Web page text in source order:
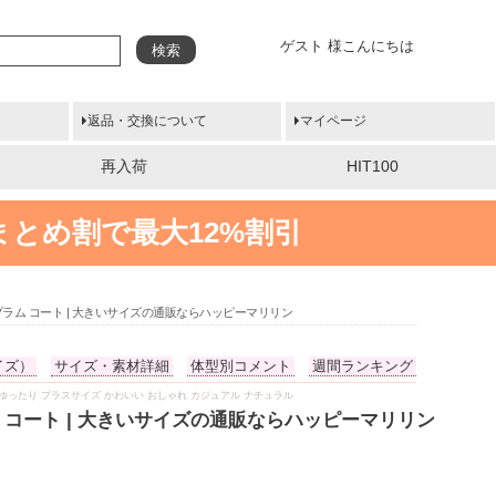
ゲスト 様こんにちは
検索
返品・交換について マイページ
再入荷 HIT100
め割で最大12%割引
ム コート | 大きいサイズの通販ならハッピーマリリン
） サイズ・素材詳細 体型別コメント 週間ランキング
たり プラスサイズ かわいい おしゃれ カジュアル ナチュラル
ート | 大きいサイズの通販ならハッピーマリリン